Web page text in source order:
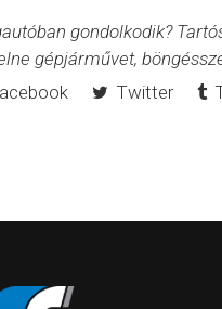
gondolkodik?
gépjárművet,
Twitter